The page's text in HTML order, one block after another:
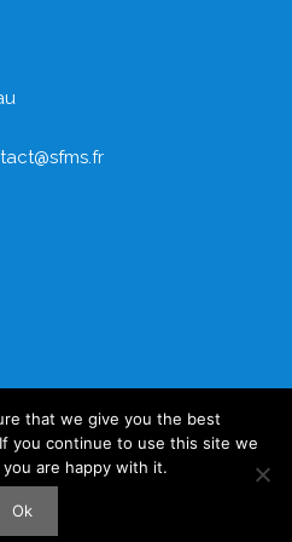
DE MÉDECINE SEXUELLE
that we give you the best
you continue to use this site we
are happy with it.
Ok